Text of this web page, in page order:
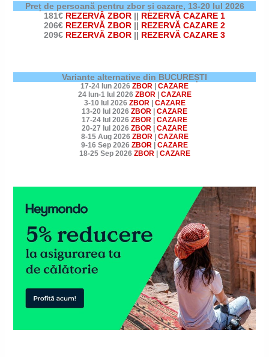
Preț de persoană pentru zbor și cazare, 13-20 Iul 2026
181€ REZERVĂ ZBOR || REZERVĂ CAZARE 1
206€ REZERVĂ ZBOR || REZERVĂ CAZARE 2
209€ REZERVĂ ZBOR || REZERVĂ CAZARE 3
Variante alternative din BUCUREȘTI
17-24 Iun 2026 ZBOR | CAZARE
24 Iun-1 Iul 2026 ZBOR | CAZARE
3-10 Iul 2026 ZBOR | CAZARE
13-20 Iul 2026 ZBOR | CAZARE
17-24 Iul 2026 ZBOR | CAZARE
20-27 Iul 2026 ZBOR | CAZARE
8-15 Aug 2026 ZBOR | CAZARE
9-16 Sep 2026 ZBOR | CAZARE
18-25 Sep 2026 ZBOR | CAZARE